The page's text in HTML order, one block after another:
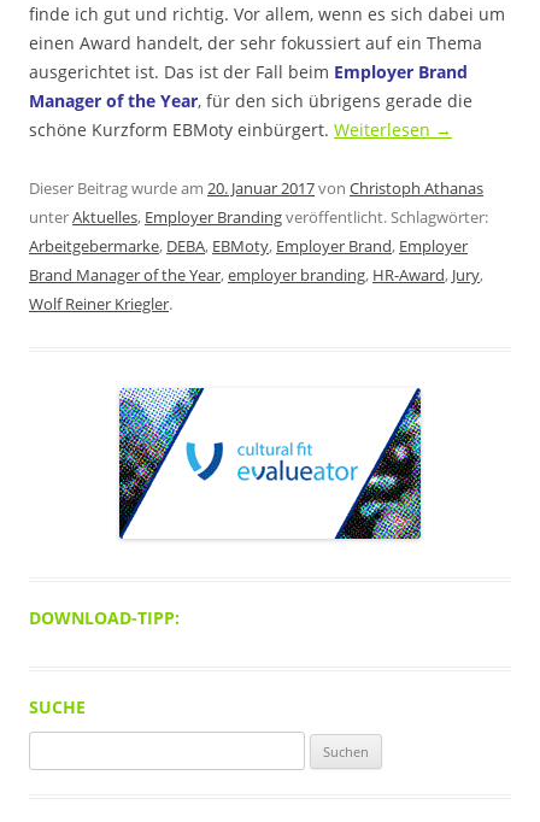
finde ich gut und richtig. Vor allem, wenn es sich dabei um
einen Award handelt, der sehr fokussiert auf ein Thema
ausgerichtet ist. Das ist der Fall beim Employer Brand
Manager of the Year, für den sich übrigens gerade die
schöne Kurzform EBMoty einbürgert. Weiterlesen →
Dieser Beitrag wurde am 20. Januar 2017von Christoph Athanas
unterAktuelles, Employer Brandingveröffentlicht. Schlagwörter:
Arbeitgebermarke, DEBA, EBMoty, Employer Brand, Employer
Brand Manager of the Year,employer branding, HR-Award, Jury,
Wolf Reiner Kriegler.
DOWNLOAD-TIPP:
SUCHE
nach: